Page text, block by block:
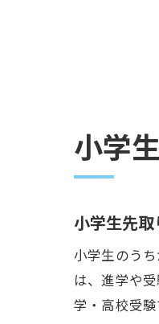
小学
小学生先
小学生のう
は、進学や
学・高校受